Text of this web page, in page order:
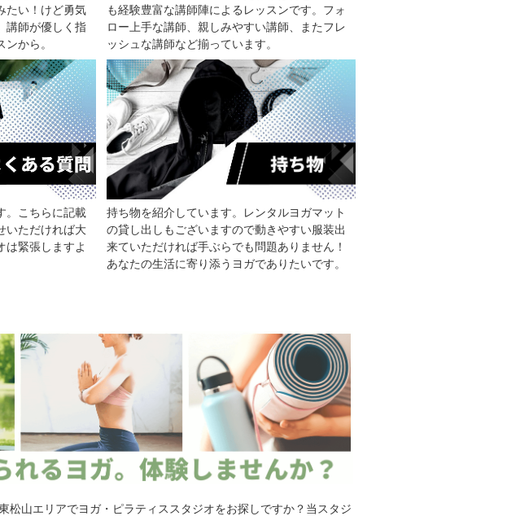
たい！けど勇気
講師が優しく指
から。
も経験豊富な講師陣によるレッスンです。フォ
ロー上手な講師、親しみやすい講師、またフレ
ッシュな講師など揃っています。
。こちらに記載
いただければ大
は緊張しますよ
持ち物を紹介しています。レンタルヨガマット
の貸し出しもございますので動きやすい服装出
来ていただければ手ぶらでも問題ありません！
あなたの生活に寄り添うヨガでありたいです。
松山エリアでヨガ・ピラティススタジオをお探しですか？当スタジ